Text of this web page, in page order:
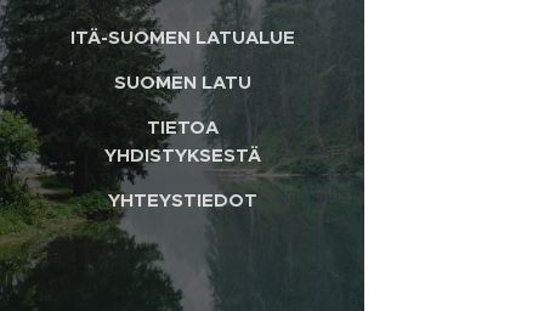
ITÄ-SUOMEN LATUALUE
SUOMEN LATU
TIETOA
YHDISTYKSESTÄ
YHTEYSTIEDOT